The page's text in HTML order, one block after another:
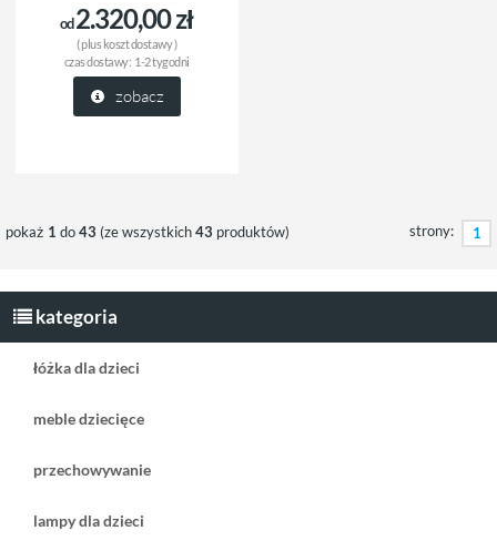
od2.320,00 zł
( pluskoszt dostawy)
czas dostawy: 1-2 tygodni
zobacz
pokaż 1 do43 (ze wszystkich43 produktów) strony: 1
kategoria
łóżka dla dzieci
meble dziecięce
przechowywanie
lampy dla dzieci